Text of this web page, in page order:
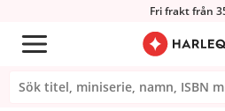
Fri frakt från